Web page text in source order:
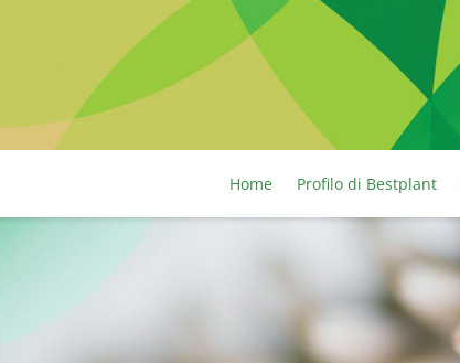
Home Profilo di Bestplant